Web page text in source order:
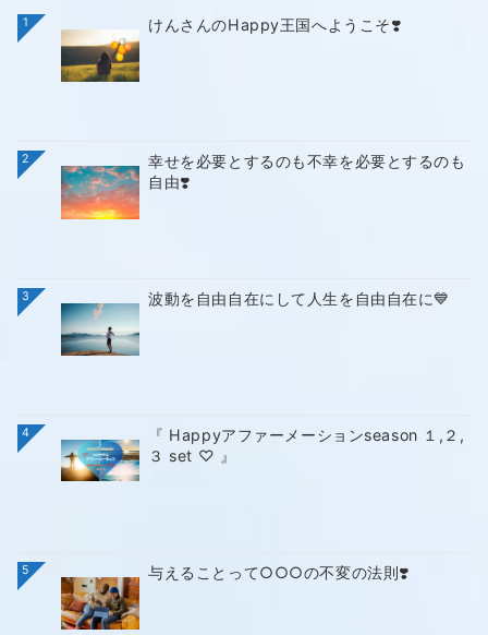
1 けんさんのHappy王国へようこそ❣️
2
幸せを必要とするのも不幸を必要とするのも
自由❣️
3 波動を自由自在にして人生を自由自在に💙
4
『 Happyアファーメーションseason １,２,
３ set ♡ 』
5 与えることって○○○の不変の法則❣️